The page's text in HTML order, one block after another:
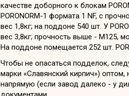
качестве доборного к блокам
PORONORM-1 формата 1 NF, с
вес 1,8кг; на поддоне 540 шт. У
вес 3,8кг; прочность выше - М125,
На поддоне помещается 252 шт.
Чтобы не опасаться подделок,
марки «Славянский кирпич»)
напрямую (если завод далеко - у